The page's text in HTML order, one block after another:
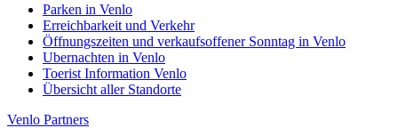
Parken in Venlo
Erreichbarkeit und Verkehr
Öffnungszeiten und verkaufsoffener Sonntag in Venlo
Ubernachten in Venlo
Toerist Information Venlo
Übersicht aller Standorte
Venlo Partners